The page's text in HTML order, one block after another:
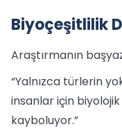
Biyoçeşitlilik
Araştırmanın
“Yalnızca türlerin
insanlar için
kayboluyor.”